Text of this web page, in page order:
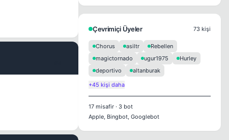
Çevrimiçi Üyeler 73 kişi
Chorus asiltr
Rebellen
magictornado
ugur1975
Hurley
deportivo
altanburak
+45 kişi daha
17 misafir · 3 bot
Apple, Bingbot, Googlebot